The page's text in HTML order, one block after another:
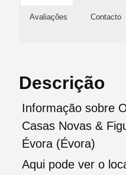
Avaliações Contacto
Descrição
Informação sobre
Casas Novas &
Évora (Évora)
Aqui pode ver o